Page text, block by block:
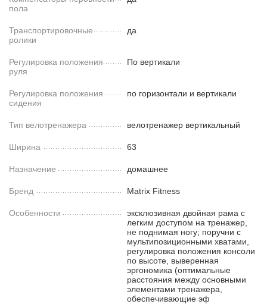
пола
Транспортировочные
ролики
да
Регулировка положения
руля
По вертикали
Регулировка положения
сидения
по горизонтали и вертикали
Тип велотренажера велотренажер вертикальный
Ширина 63
Назначение домашнее
Бренд Matrix Fitness
Особенности
эксклюзивная двойная рама с
легким доступом на тренажер,
не поднимая ногу; поручни с
мультипозиционными хватами,
регулировка положения консоли
по высоте, выверенная
эргономика (оптимальные
расстояния между основными
элементами тренажера,
обеспечивающие эф